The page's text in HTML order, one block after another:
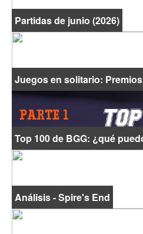
Partidas de junio (2026)
Juegos en solitario:
Top 100 de BGG: ¿qué
Análisis - Spire's End